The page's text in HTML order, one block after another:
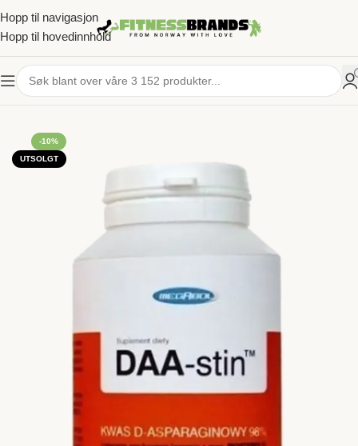
Hopp til navigasjon
Hopp til hovedinnhold
HJEM
-10%
UTSOLGT